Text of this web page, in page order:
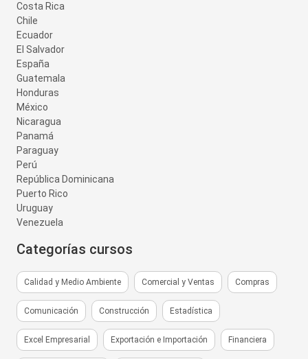
Costa Rica
Chile
Ecuador
El Salvador
España
Guatemala
Honduras
México
Nicaragua
Panamá
Paraguay
Perú
República Dominicana
Puerto Rico
Uruguay
Venezuela
Categorías cursos
Calidad y Medio Ambiente Comercial y Ventas Compras
Comunicación Construcción Estadística
Excel Empresarial Exportación e Importación Financiera